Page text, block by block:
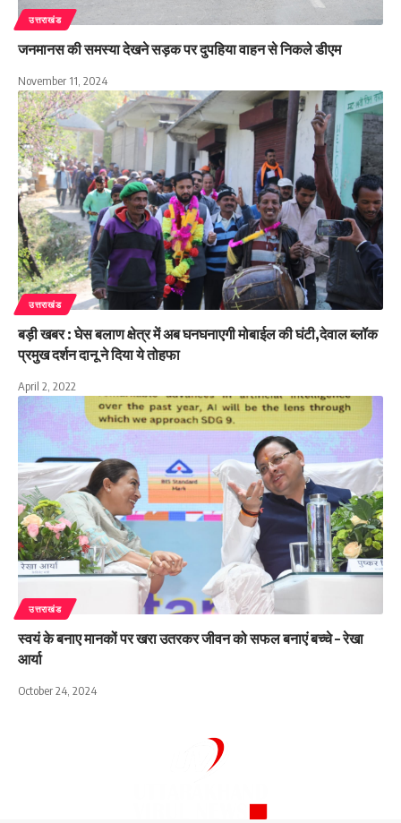
उत्तराखंड
जनमानस की समस्या देखने सड़क पर दुपहिया वाहन से निकले डीएम
November 11, 2024
उत्तराखंड
बड़ी खबर : घेस बलाण क्षेत्र में अब घनघनाएगी मोबाईल की घंटी,देवाल ब्लॉक
प्रमुख दर्शन दानू ने दिया ये तोहफा
April 2, 2022
उत्तराखंड
स्वयं के बनाए मानकों पर खरा उतरकर जीवन को सफल बनाएं बच्चे – रेखा
आर्या
October 24, 2024